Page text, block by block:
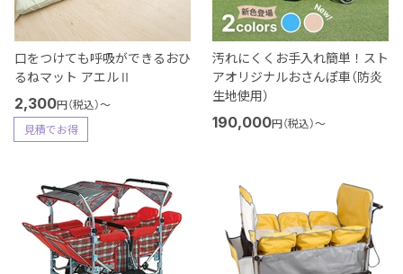
口をつけても呼吸ができるおひ
るねマット アエルⅡ
2,300円（税込）〜
見積でお得
汚れにくくお手入れ簡単！スト
アオリジナルおさんぽ車（防炎
生地使用）
190,000円（税込）〜